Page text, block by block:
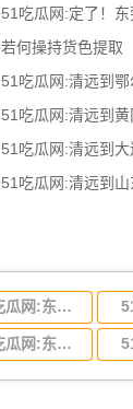
51吃瓜网:定了！
若何操持货色提取
51吃瓜网:东莞到河南省物流专线,东莞到河南省物流公司
51吃瓜网:东莞到江西省物流专线,东莞到江西省物流公司